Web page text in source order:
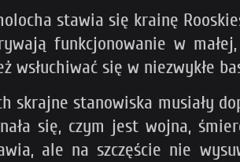
stawia się krainę
funkcjonowanie w
się w niezwykłe
skrajne stanowiska musiały
się, czym jest wojna,
ale na szczęście nie